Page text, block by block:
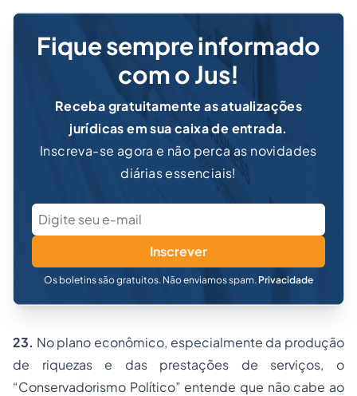
Fique sempre informado
com o Jus!
Receba gratuitamente as atualizações
jurídicas em sua caixa de entrada.
Inscreva-se agora e não perca as novidades
diárias essenciais!
Inscrever
Os boletins são gratuitos. Não enviamos spam. Privacidade
23. No plano econômico, especialmente da produção
de riquezas e das prestações de serviços, o
“Conservadorismo Político” entende que não cabe ao